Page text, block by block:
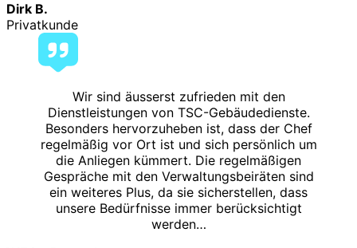
Dirk B.
Privatkunde
Wir sind äusserst zufrieden mit den
Dienstleistungen von TSC-Gebäudedienste.
Besonders hervorzuheben ist, dass der Chef
regelmäßig vor Ort ist und sich persönlich um
die Anliegen kümmert. Die regelmäßigen
Gespräche mit den Verwaltungsbeiräten sind
ein weiteres Plus, da sie sicherstellen, dass
unsere Bedürfnisse immer berücksichtigt
werden…